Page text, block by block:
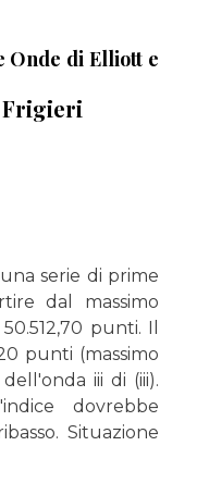
Onde di Elliott e
serie di prime
dal massimo
punti. Il
punti (massimo
iii di (iii).
dovrebbe
Situazione